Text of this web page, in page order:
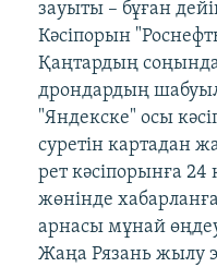
зауыты – бұған
Кәсіпорын
Қаңтардың
дрондардың
"Яндекске" осы
суретін картадан
рет кәсіпорынға
жөнінде
арнасы мұнай
Жаңа Рязань жылу